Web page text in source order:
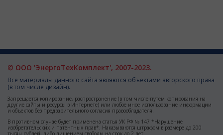
© ООО 'ЭнергоТехКомплект', 2007-2023.
Все материалы данного сайта являются объектами авторского права
(в том числе дизайн).
Запрещается копирование, распространение (в том числе путем копирования на
другие сайты и ресурсы в Интернете) или любое иное использование информации
и объектов без предварительного согласия правообладателя.
В противном случае будет применена статья УК РФ № 147 *Нарушение
изобретательских и патентных прав*. Наказываются штрафом в размере до 200
тысяч рублей, либо лишением свободы на срок до 2 лет.